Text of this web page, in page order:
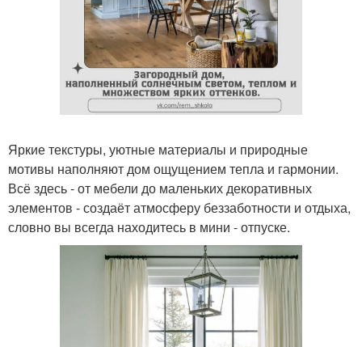
Яркие текстуры, уютные материалы и природные
мотивы наполняют дом ощущением тепла и гармонии.
Всё здесь - от мебели до маленьких декоративных
элементов - создаёт атмосферу беззаботности и отдыха,
словно вы всегда находитесь в мини - отпуске.